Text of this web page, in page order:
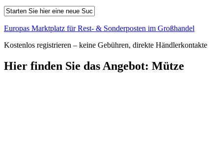
Europas Marktplatz für Rest- & Sonderposten im Großhandel
Kostenlos registrieren – keine Gebühren, direkte Händlerkontakte
Hier finden Sie das Angebot: Mütze